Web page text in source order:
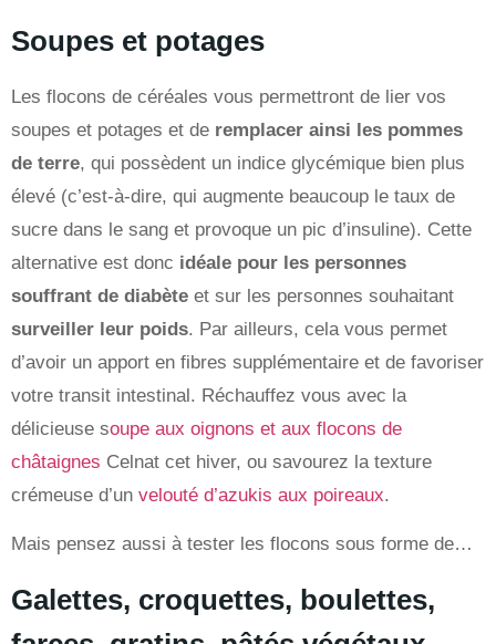
Soupes et potages
Les flocons de céréales vous permettront de lier vos
soupes et potages et de remplacer ainsi les pommes
de terre, qui possèdent un indice glycémique bien plus
élevé (c’est-à-dire, qui augmente beaucoup le taux de
sucre dans le sang et provoque un pic d’insuline). Cette
alternative est donc idéale pour les personnes
souffrant de diabète et sur les personnes souhaitant
surveiller leur poids. Par ailleurs, cela vous permet
d’avoir un apport en fibres supplémentaire et de favoriser
votre transit intestinal. Réchauffez vous avec la
délicieuse soupe aux oignons et aux flocons de
châtaignes Celnat cet hiver, ou savourez la texture
crémeuse d’un velouté d’azukis aux poireaux.
Mais pensez aussi à tester les flocons sous forme de…
Galettes, croquettes, boulettes,